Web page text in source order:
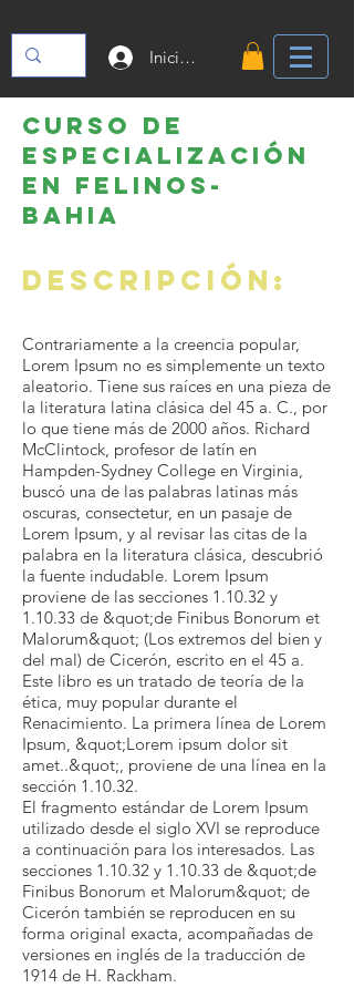
Iniciar sesión
CURSO DE
ESPECIALIZACIÓN
EN felinos-
Bahia
Descripción:
Contrariamente a la creencia popular,
Lorem Ipsum no es simplemente un texto
aleatorio. Tiene sus raíces en una pieza de
la literatura latina clásica del 45 a. C., por
lo que tiene más de 2000 años. Richard
McClintock, profesor de latín en
Hampden-Sydney College en Virginia,
buscó una de las palabras latinas más
oscuras, consectetur, en un pasaje de
Lorem Ipsum, y al revisar las citas de la
palabra en la literatura clásica, descubrió
la fuente indudable. Lorem Ipsum
proviene de las secciones 1.10.32 y
1.10.33 de &quot;de Finibus Bonorum et
Malorum&quot; (Los extremos del bien y
del mal) de Cicerón, escrito en el 45 a.
Este libro es un tratado de teoría de la
ética, muy popular durante el
Renacimiento. La primera línea de Lorem
Ipsum, &quot;Lorem ipsum dolor sit
amet..&quot;, proviene de una línea en la
sección 1.10.32.
El fragmento estándar de Lorem Ipsum
utilizado desde el siglo XVI se reproduce
a continuación para los interesados. Las
secciones 1.10.32 y 1.10.33 de &quot;de
Finibus Bonorum et Malorum&quot; de
Cicerón también se reproducen en su
forma original exacta, acompañadas de
versiones en inglés de la traducción de
1914 de H. Rackham.